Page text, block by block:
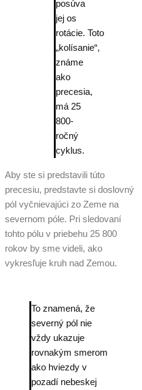
posúva
jej os
rotácie. Toto
„kolísanie“,
známe
ako
precesia,
má 25
800-
ročný
cyklus.
Aby ste si predstavili túto
precesiu, predstavte si doslovný
pól vyčnievajúci zo Zeme na
severnom póle. Pri sledovaní
tohto pólu v priebehu 25 800
rokov by sme videli, ako
vykresľuje kruh nad Zemou.
To znamená, že
severný pól nie
vždy ukazuje
rovnakým smerom
ako hviezdy v
pozadí nebeskej